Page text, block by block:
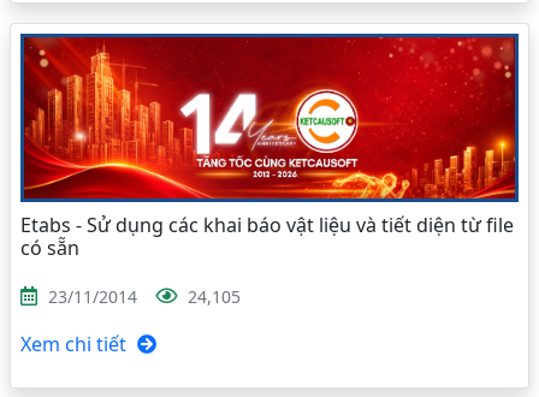
Etabs - Sử dụng các khai báo vật liệu và tiết diện từ file
có sẵn
23/11/2014 24,105
Xem chi tiết